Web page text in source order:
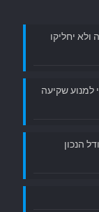
ולא יחליקו
למנוע שקיעה
הנכון